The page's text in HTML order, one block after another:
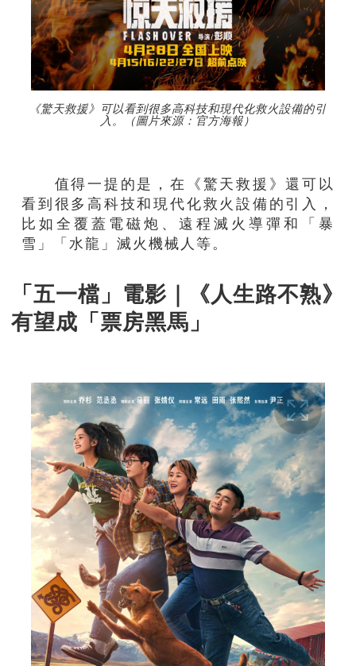
《驚天救援》可以看到很多高科技和現代化救火設備的引
入。（圖片來源：官方海報）
值得一提的是，在《驚天救援》還可以
看到很多高科技和現代化救火設備的引入，
比如全覆蓋電磁炮、遠程滅火導彈和「暴
雪」「水龍」滅火機械人等。
「五一檔」電影｜《人生路不熟》
有望成「票房黑馬」